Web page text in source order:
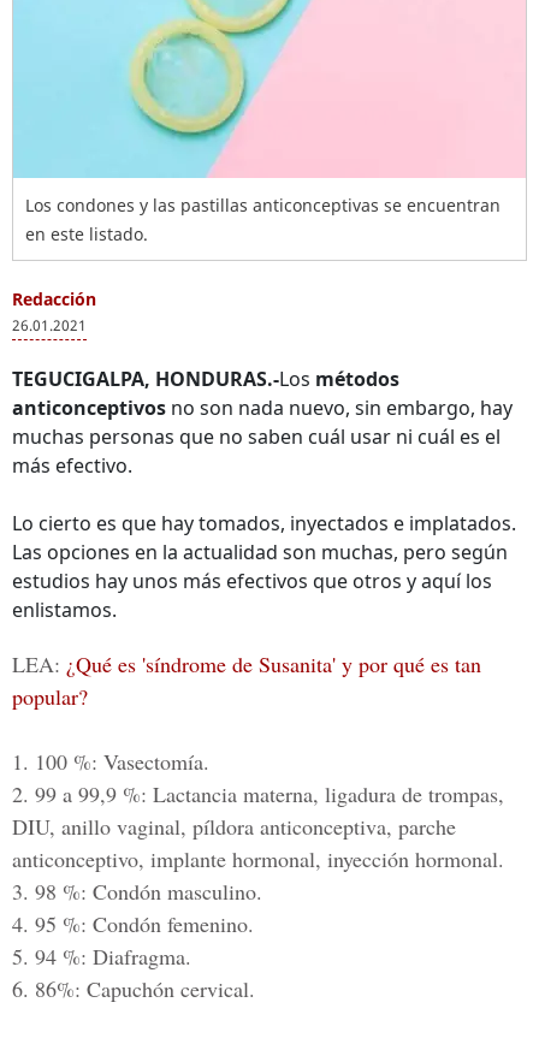
Los condones y las pastillas anticonceptivas se encuentran
en este listado.
Redacción
26.01.2021
TEGUCIGALPA, HONDURAS.-Los métodos
anticonceptivos no son nada nuevo, sin embargo, hay
muchas personas que no saben cuál usar ni cuál es el
más efectivo.
Lo cierto es que hay tomados, inyectados e implatados.
Las opciones en la actualidad son muchas, pero según
estudios hay unos más efectivos que otros y aquí los
enlistamos.
LEA: ¿Qué es 'síndrome de Susanita' y por qué es tan
popular?
1. 100 %: Vasectomía.
2. 99 a 99,9 %: Lactancia materna, ligadura de trompas,
DIU, anillo vaginal, píldora anticonceptiva, parche
anticonceptivo, implante hormonal, inyección hormonal.
3. 98 %: Condón masculino.
4. 95 %: Condón femenino.
5. 94 %: Diafragma.
6. 86%: Capuchón cervical.